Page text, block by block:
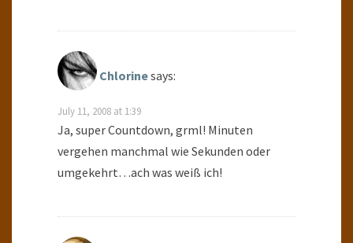
Chlorinesays:
July 11, 2008 at 1:39
Ja, super Countdown, grml! Minuten
vergehen manchmal wie Sekunden oder
umgekehrt…ach was weiß ich!